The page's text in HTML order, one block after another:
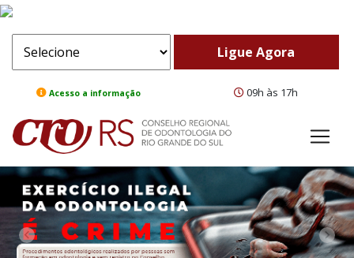
Acesso a informação 09h às 17h
ComeBack